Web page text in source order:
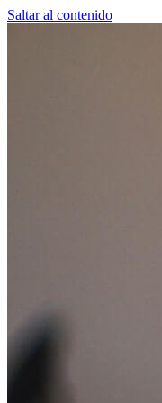
Saltar al contenido